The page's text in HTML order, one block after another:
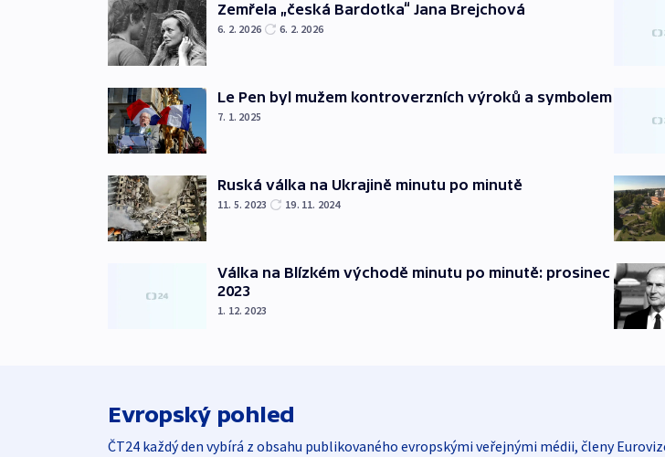
Zemřela „česká Bardotka“ Jana Brejchová
6. 2. 2026 6. 2. 2026
Le Pen byl mužem kontroverzních výroků a symbolem
7. 1. 2025
Ruská válka na Ukrajině minutu po minutě
11. 5. 2023 19. 11. 2024
Válka na Blízkém východě minutu po minutě: prosinec
2023
1. 12. 2023
Evropský pohled
ČT24 každý den vybírá z obsahu publikovaného evropskými veřejnými médii, členy